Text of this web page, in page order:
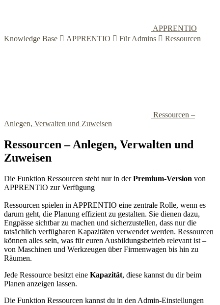
APPRENTIO
Knowledge Base  APPRENTIO  Für Admins  Ressourcen
Ressourcen –
Anlegen, Verwalten und Zuweisen
Ressourcen – Anlegen, Verwalten und
Zuweisen
Die Funktion Ressourcen steht nur in derPremium-Version von
APPRENTIO zur Verfügung
Ressourcen spielen in APPRENTIO eine zentrale Rolle, wenn es
darum geht, die Planung effizient zu gestalten. Sie dienen dazu,
Engpässe sichtbar zu machen und sicherzustellen, dass nur die
tatsächlich verfügbaren Kapazitäten verwendet werden. Ressourcen
können alles sein, was für euren Ausbildungsbetrieb relevant ist –
von Maschinen und Werkzeugen über Firmenwagen bis hin zu
Räumen.
Jede Ressource besitzt eine Kapazität, diese kannst du dir beim
Planen anzeigen lassen.
Die Funktion Ressourcen kannst du in den Admin-Einstellungen